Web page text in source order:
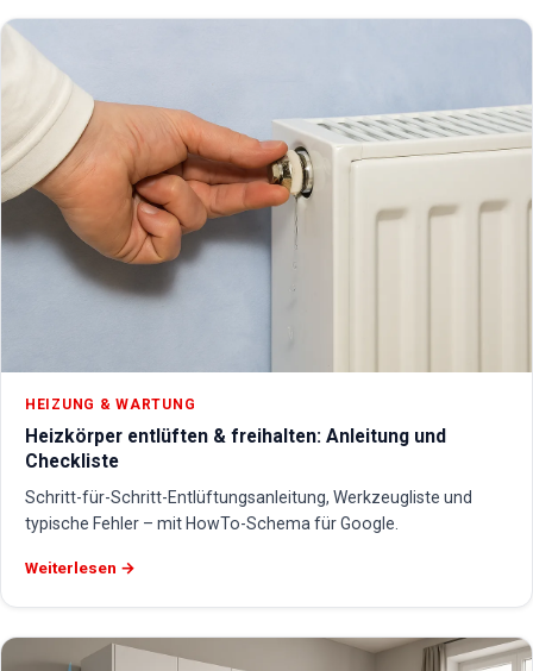
HEIZUNG & WARTUNG
Heizkörper entlüften & freihalten: Anleitung und
Checkliste
Schritt-für-Schritt-Entlüftungsanleitung, Werkzeugliste und
typische Fehler – mit HowTo-Schema für Google.
Weiterlesen →